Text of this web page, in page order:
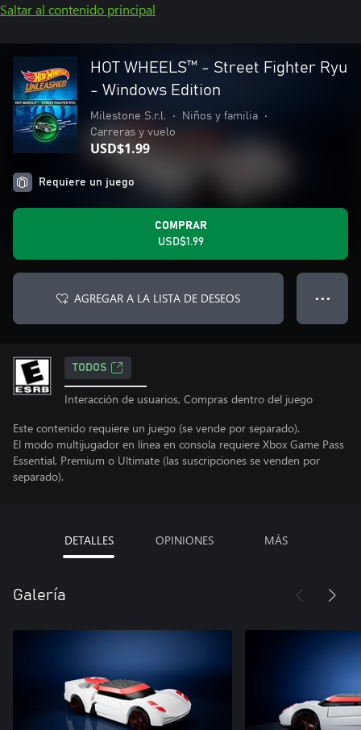
Saltar al contenido principal
HOT WHEELS™ - Street Fighter Ryu
- Windows Edition
Milestone S.r.l. • Niños y familia
•
Carreras y vuelo
USD$1.99
Requiere un juego
COMPRAR
USD$1.99
AGREGAR A LA LISTA DE DESEOS ● ● ●
TODOS
Interacción de usuarios, Compras dentro del juego
Este contenido requiere un juego (se vende por separado).
El modo multijugador en línea en consola requiere Xbox Game Pass
Essential, Premium o Ultimate (las suscripciones se venden por
separado).
DETALLES OPINIONES MÁS
Galería